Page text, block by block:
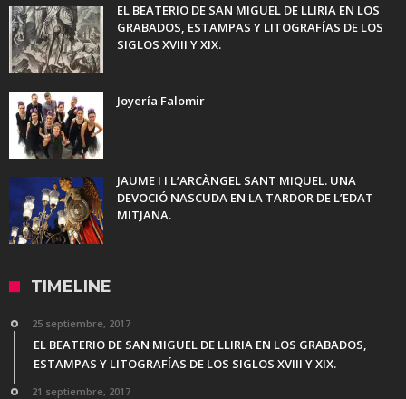
EL BEATERIO DE SAN MIGUEL DE LLIRIA EN LOS
GRABADOS, ESTAMPAS Y LITOGRAFÍAS DE LOS
SIGLOS XVIII Y XIX.
Joyería Falomir
JAUME I I L’ARCÀNGEL SANT MIQUEL. UNA
DEVOCIÓ NASCUDA EN LA TARDOR DE L’EDAT
MITJANA.
TIMELINE
25 septiembre, 2017
EL BEATERIO DE SAN MIGUEL DE LLIRIA EN LOS GRABADOS,
ESTAMPAS Y LITOGRAFÍAS DE LOS SIGLOS XVIII Y XIX.
21 septiembre, 2017